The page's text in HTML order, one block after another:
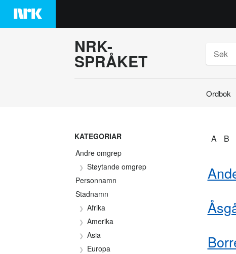
Hopp
innhaldet
NRK-
SPRÅKET
Ordbok
KATEGORIAR
Andre omgrep
Støytande omgrep
Personnamn
Stadnamn
Afrika
Amerika
Asia
Europa
A B